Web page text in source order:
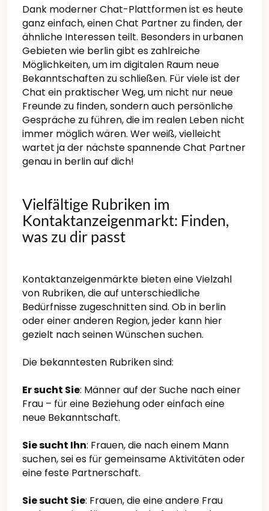
Dank moderner Chat-Plattformen ist es heute
ganz einfach, einen Chat Partner zu finden, der
ähnliche Interessen teilt. Besonders in urbanen
Gebieten wie berlin gibt es zahlreiche
Möglichkeiten, um im digitalen Raum neue
Bekanntschaften zu schließen. Für viele ist der
Chat ein praktischer Weg, um nicht nur neue
Freunde zu finden, sondern auch persönliche
Gespräche zu führen, die im realen Leben nicht
immer möglich wären. Wer weiß, vielleicht
wartet ja der nächste spannende Chat Partner
genau in berlin auf dich!
Vielfältige Rubriken im
Kontaktanzeigenmarkt: Finden,
was zu dir passt
Kontaktanzeigenmärkte bieten eine Vielzahl
von Rubriken, die auf unterschiedliche
Bedürfnisse zugeschnitten sind. Ob in berlin
oder einer anderen Region, jeder kann hier
gezielt nach seinen Wünschen suchen.
Die bekanntesten Rubriken sind:
Er sucht Sie: Männer auf der Suche nach einer
Frau – für eine Beziehung oder einfach eine
neue Bekanntschaft.
Sie sucht Ihn: Frauen, die nach einem Mann
suchen, sei es für gemeinsame Aktivitäten oder
eine feste Partnerschaft.
Sie sucht Sie: Frauen, die eine andere Frau